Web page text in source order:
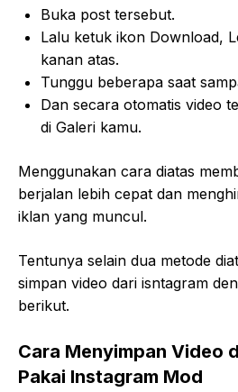
Buka post tersebut.
Lalu ketuk ikon Download,
kanan atas.
Tunggu beberapa saat
Dan secara otomatis video
di Galeri kamu.
Menggunakan cara diatas
berjalan lebih cepat dan
iklan yang muncul.
Tentunya selain dua metode
simpan video dari isntagram
berikut.
Cara Menyimpan Video
Pakai Instagram Mod